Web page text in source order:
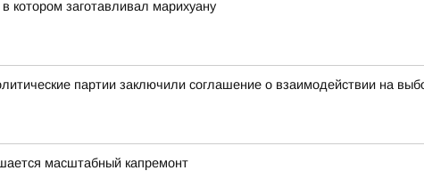
котором заготавливал марихуану
партии заключили соглашение о взаимодействии на
масштабный капремонт